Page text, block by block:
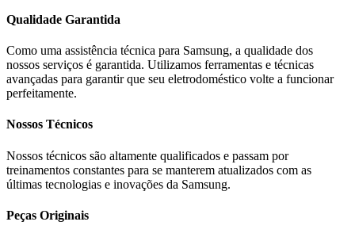
Qualidade Garantida
Como uma assistência técnica para Samsung, a qualidade dos
nossos serviços é garantida. Utilizamos ferramentas e técnicas
avançadas para garantir que seu eletrodoméstico volte a funcionar
perfeitamente.
Nossos Técnicos
Nossos técnicos são altamente qualificados e passam por
treinamentos constantes para se manterem atualizados com as
últimas tecnologias e inovações da Samsung.
Peças Originais